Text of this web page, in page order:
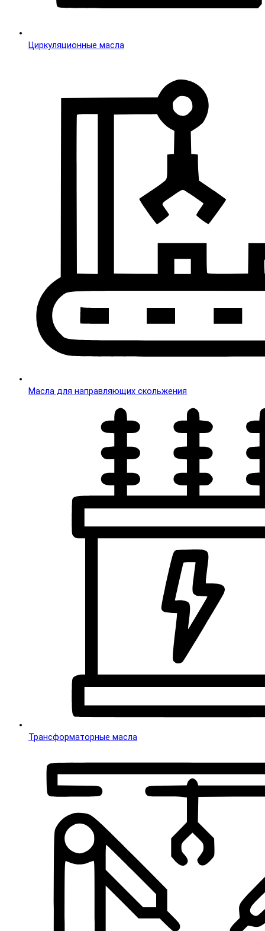
Циркуляционные масла
Масла для направляющих скольжения
Трансформаторные масла